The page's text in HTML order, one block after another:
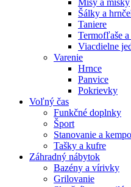
Šálky a
Taniere
Termofľaše
Viacdielne
Varenie
Hrnce
Panvice
Pokrievky
Voľný čas
Funkčné doplnky
Šport
Stanovanie a
Tašky a kufre
Záhradný nábytok
Bazény a vírivky
Grilovanie